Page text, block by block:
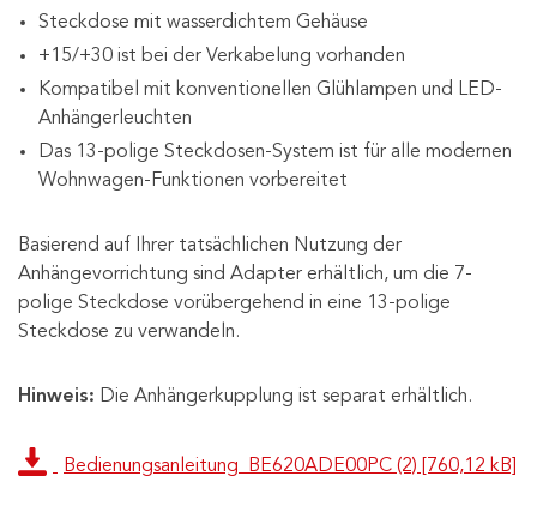
Steckdose mit wasserdichtem Gehäuse
+15/+30 ist bei der Verkabelung vorhanden
Kompatibel mit konventionellen Glühlampen und LED-
Anhängerleuchten
Das 13-polige Steckdosen-System ist für alle modernen
Wohnwagen-Funktionen vorbereitet
Basierend auf Ihrer tatsächlichen Nutzung der
Anhängevorrichtung sind Adapter erhältlich, um die 7-
polige Steckdose vorübergehend in eine 13-polige
Steckdose zu verwandeln.
Hinweis: Die Anhängerkupplung ist separat erhältlich.
Bedienungsanleitung_BE620ADE00PC (2) [760,12 kB]